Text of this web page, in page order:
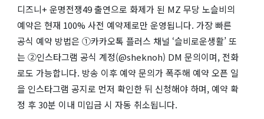
디즈니+ 운명전쟁49 출연으로 화제가 된 MZ 무당 노슬비의
예약은 현재 100% 사전 예약제로만 운영됩니다. 가장 빠른
공식 예약 방법은 ①카카오톡 플러스 채널 ‘슬비로운생활’ 또
는 ②인스타그램 공식 계정(@sheknoh) DM 문의이며, 전화
로도 가능합니다. 방송 이후 예약 문의가 폭주해 예약 오픈 일
을 인스타그램 공지로 먼저 확인한 뒤 신청해야 하며, 예약 확
정 후 30분 이내 미입금 시 자동 취소됩니다.